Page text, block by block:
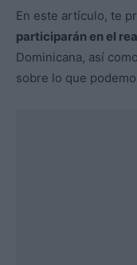
En este artículo, te
participarán en el
Dominicana, así
sobre lo que